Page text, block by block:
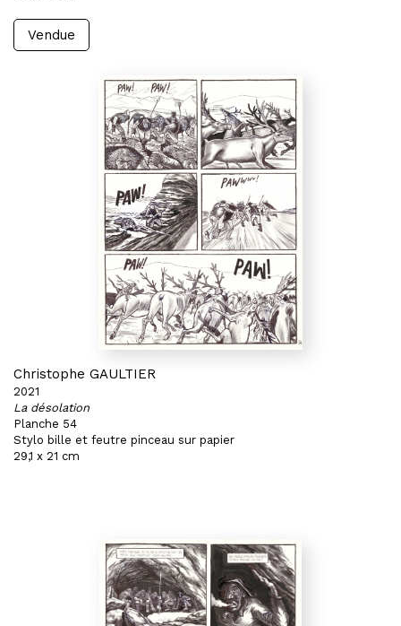
Vendue
Christophe GAULTIER
2021
La désolation
Planche 54
Stylo bille et feutre pinceau sur papier
29,1 x 21 cm